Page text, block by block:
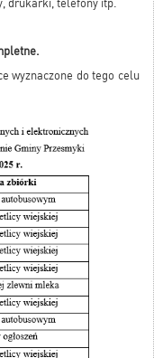
drukarki, telefony itp.
wyznaczone do tego celu